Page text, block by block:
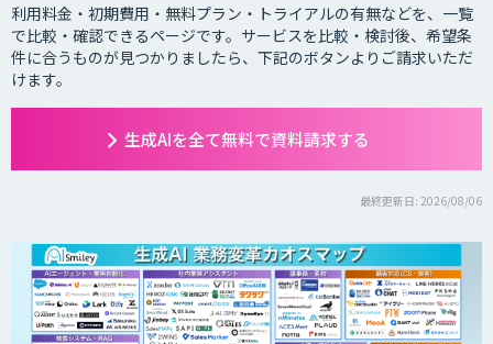
利用料金・初期費用・無料プラン・トライアルの有無などを、一覧
で比較・確認できるページです。サービスを比較・検討後、希望条
件に合うものが見つかりましたら、下記のボタンよりご請求いただ
けます。
生成AIを全て無料で資料請求する
最終更新日: 2026/08/06